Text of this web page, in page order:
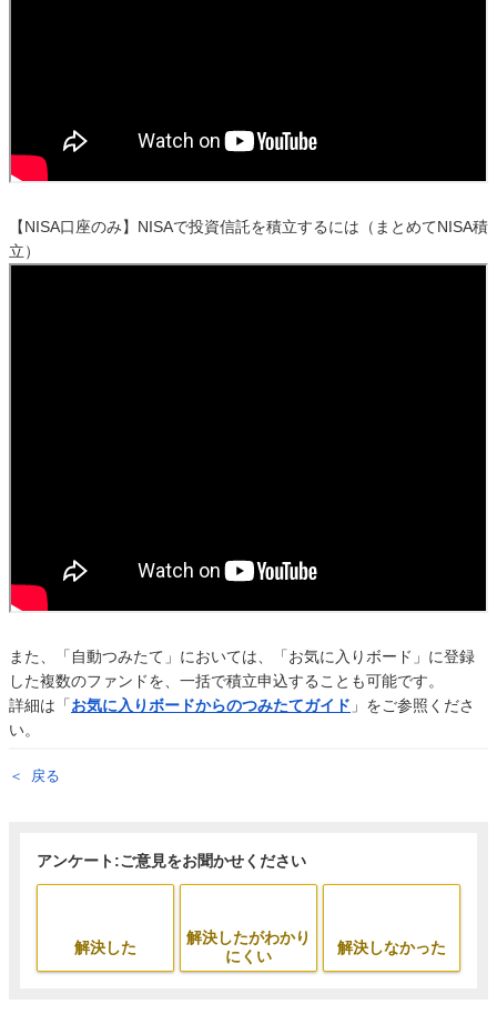
【NISA口座のみ】NISAで投資信託を積立するには（まとめてNISA積
立）
また、「自動つみたて」においては、「お気に入りボード」に登録
した複数のファンドを、一括で積立申込することも可能です。
詳細は「お気に入りボードからのつみたてガイド 」をご参照くださ
い。
戻る
アンケート:ご意見をお聞かせください
解決した
解決したがわかり
にくい
解決しなかった